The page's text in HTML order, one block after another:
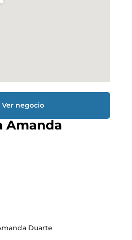
Ver negocio
Amanda
Duarte